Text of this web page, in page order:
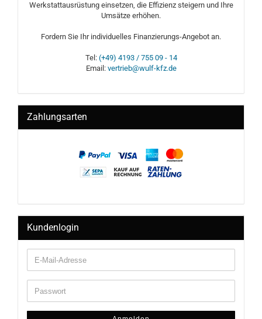
Werkstattausrüstung einsetzen, die Effizienz steigern und Ihre
Umsätze erhöhen.
Fordern Sie Ihr individuelles Finanzierungs-Angebot an.
Tel: (+49) 4193 / 755 09 - 14
Email: vertrieb@wulf-kfz.de
Zahlungsarten
Kundenlogin